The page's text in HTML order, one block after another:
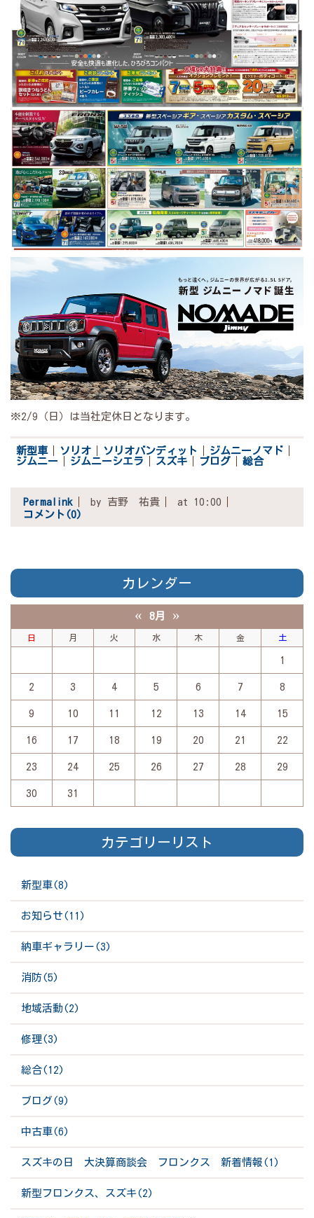
※2/9（日）は当社定休日となります。
新型車 ソリオ ソリオバンディット
ジムニーノマド
ジムニー
ジムニーシエラ スズキ ブログ 総合
Permalink by 吉野 祐貴
at 10:00
コメント(0)
カレンダー
« 8月 »
日 月 火 水 木 金 土
1
2 3 4 5 6 7 8
9 10 11 12 13 14 15
16 17 18 19 20 21 22
23 24 25 26 27 28 29
30 31
カテゴリーリスト
新型車(8)
お知らせ(11)
納車ギャラリー(3)
消防(5)
地域活動(2)
修理(3)
総合(12)
ブログ(9)
中古車(6)
スズキの日 大決算商談会 フロンクス 新着情報(1)
新型フロンクス、スズキ(2)